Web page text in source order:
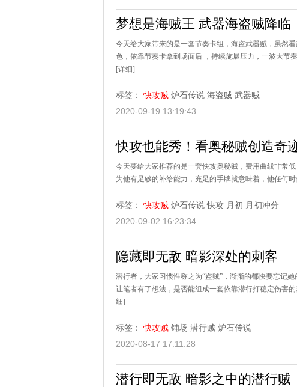
梦想是海贼王 武器海盗贼降临
今天给大家带来的是一套节奏卡组，海盗武器贼，虽然
色，依靠节奏卡拿到场面后 ，持续施展压力，一波大节
[详细]
标签： 快攻贼 炉石传说 海盗贼 武器贼
2020-09-19 13:19:43
快攻也能秀！看奥秘贼创造奇
今天要给大家推荐的是一套快攻奥秘贼，费用曲线非常
为他有足够的补给能力，充足的手牌就意味着，他任何
标签： 快攻贼 炉石传说 快攻 月初 月初冲分
2020-09-02 16:23:34
隐藏即无敌 暗影深处的刺客
潜行者，大家习惯性称之为“盗贼”，渐渐的都快要忘记
让笔者有了想法，是否能组成一套依靠潜行打稳定伤害
细]
标签： 快攻贼 铺场 潜行贼 炉石传说
2020-08-17 17:11:28
潜行即无敌 暗影之中的潜行贼